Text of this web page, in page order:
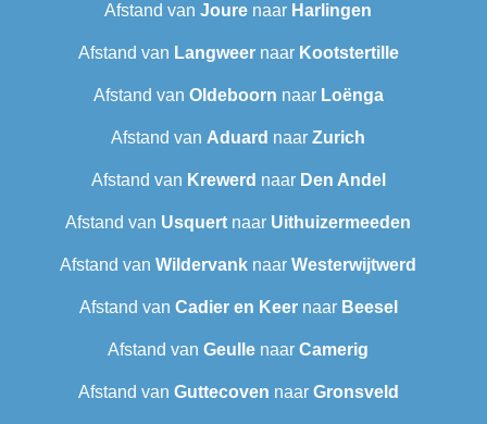
Afstand van Joure naar Harlingen
Afstand van Langweer‎naar Kootstertille
Afstand van Oldeboorn naar Loënga
Afstand van Aduard naar Zurich
Afstand van Krewerd naar Den Andel
Afstand van Usquert naar Uithuizermeeden
Afstand van Wildervank naar Westerwijtwerd
Afstand van Cadier en Keernaar Beesel
Afstand van Geulle naar Camerig
Afstand van Guttecoven naar Gronsveld